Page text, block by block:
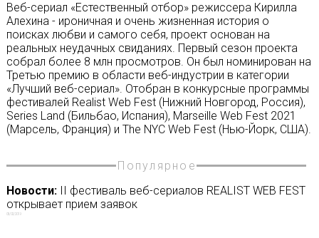
Веб-сериал «Естественный отбор» режиссера Кирилла
Алехина - ироничная и очень жизненная история о
поисках любви и самого себя, проект основан на
реальных неудачных свиданиях. Первый сезон проекта
собрал более 8 млн просмотров. Он был номинирован на
Третью премию в области веб-индустрии в категории
«Лучший веб-сериал». Отобран в конкурсные программы
фестивалей Realist Web Fest (Нижний Новгород, Россия),
Series Land (Бильбао, Испания), Marseille Web Fest 2021
(Марсель, Франция) и The NYC Web Fest (Нью-Йорк, США).
Популярное
Новости:II фестиваль веб-сериалов REALIST WEB FEST
открывает прием заявок
05/02/2019